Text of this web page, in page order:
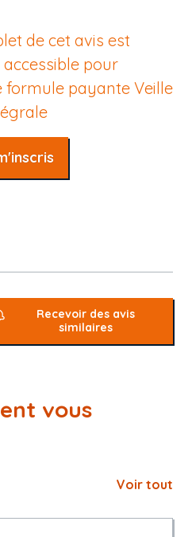
de cet avis est
pour
formule payante Veille
Recevoir des avis
similaires
vous
Voir tout